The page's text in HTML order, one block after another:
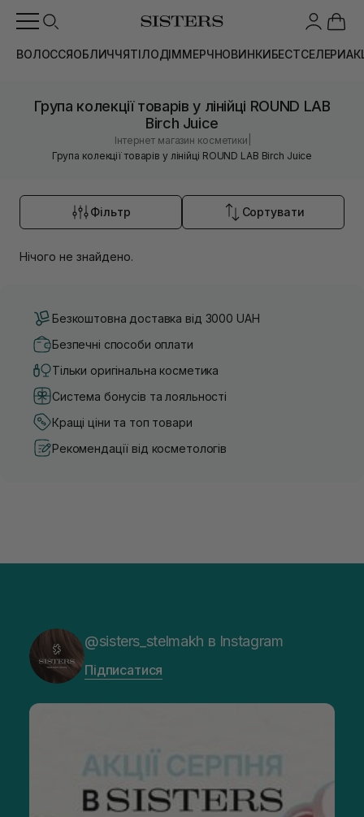
ВОЛОССЯОБЛИЧЧЯТІЛОДІММЕРЧНОВИНКИБЕСТСЕЛЕРИ
Група колекції товарів у лінійці ROUND LAB
Birch Juice
Інтернет магазин косметики
Група колекції товарів у лінійці ROUND LAB Birch Juice
Фільтр Сортувати
Нічого не знайдено.
Безкоштовна доставка від 3000 UAH
Безпечні способи оплати
Тільки оригінальна косметика
Система бонусів та лояльності
Кращі ціни та топ товари
Рекомендації від косметологів
@sisters_stelmakh в Instagram
Підписатися